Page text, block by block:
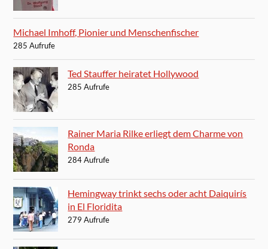
Michael Imhoff, Pionier und Menschenfischer
285 Aufrufe
Ted Stauffer heiratet Hollywood
285 Aufrufe
Rainer Maria Rilke erliegt dem Charme von
Ronda
284 Aufrufe
Hemingway trinkt sechs oder acht Daiquirís
in El Floridita
279 Aufrufe